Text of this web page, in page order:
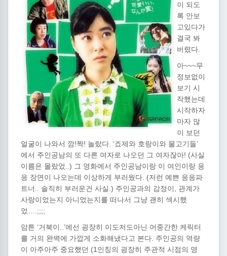
이 되도
록 안보
고있다가
결국 봐
버렸다.
아~~~무
정보없이
보기 시
작했는데
시작하자
마자 많
이 보던
얼굴이 나와서 깜!짝! 놀랐다. ‘죠제와 호랑이와 물고기들’
에서 주인공남의 또 다른 여자로 나오던 그 여자잖아! (사실
이름은 몰랐었..) 그 영화에서 주인공남이랑 이 여인이랑 응
응 장면이 나오는데 이상하게 부러웠다. (저런 예쁜 응응파
트너.. 솔직히 부러운건 사실.) 주인공과의 감정이, 관계가
사랑이었는지 아니었는지를 떠나서 그냥 괜히 섹시했
었….;;;;
암튼 ‘거북이..’에선 굉장히 이도저도아닌 어중간한 케릭터
를 거의 완벽에 가깝게 소화해냈다고 본다. 주인공의 역량
이 아주아주 중요했던 (1인칭의 굉장히 주관적 시점의 영